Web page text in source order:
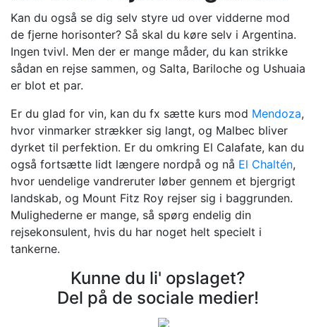
Kan du også se dig selv styre ud over vidderne mod
de fjerne horisonter? Så skal du køre selv i Argentina.
Ingen tvivl. Men der er mange måder, du kan strikke
sådan en rejse sammen, og Salta, Bariloche og Ushuaia
er blot et par.
Er du glad for vin, kan du fx sætte kurs mod Mendoza,
hvor vinmarker strækker sig langt, og Malbec bliver
dyrket til perfektion. Er du omkring El Calafate, kan du
også fortsætte lidt længere nordpå og nå El Chaltén,
hvor uendelige vandreruter løber gennem et bjergrigt
landskab, og Mount Fitz Roy rejser sig i baggrunden.
Mulighederne er mange, så spørg endelig din
rejsekonsulent, hvis du har noget helt specielt i
tankerne.
Kunne du li' opslaget?
Del på de sociale medier!